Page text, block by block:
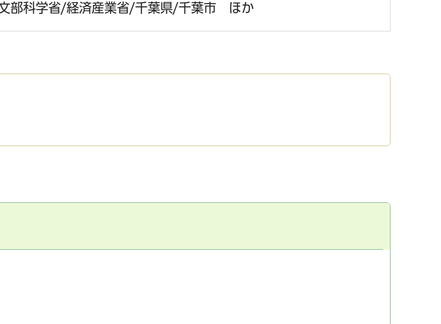
部科学省/経済産業省/千葉県/千葉市 ほか